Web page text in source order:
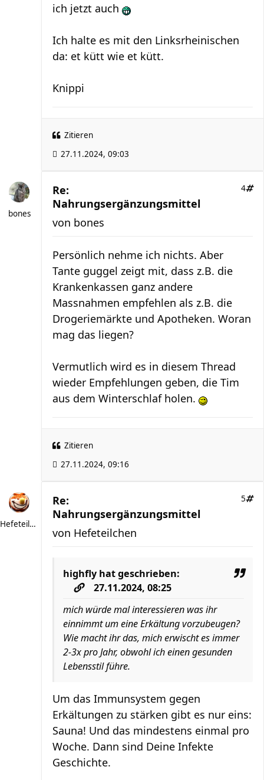
ich jetzt auch
Ich halte es mit den Linksrheinischen
da: et kütt wie et kütt.
Knippi
Zitieren
27.11.2024, 09:03
bones
Re:
Nahrungsergänzungsmittel
4
von bones
Persönlich nehme ich nichts. Aber
Tante guggel zeigt mit, dass z.B. die
Krankenkassen ganz andere
Massnahmen empfehlen als z.B. die
Drogeriemärkte und Apotheken. Woran
mag das liegen?
Vermutlich wird es in diesem Thread
wieder Empfehlungen geben, die Tim
aus dem Winterschlaf holen.
Zitieren
27.11.2024, 09:16
Hefeteilchen
Re:
Nahrungsergänzungsmittel
5
von Hefeteilchen
highfly hat geschrieben:
27.11.2024, 08:25
mich würde mal interessieren was ihr
einnimmt um eine Erkältung vorzubeugen?
Wie macht ihr das, mich erwischt es immer
2-3x pro Jahr, obwohl ich einen gesunden
Lebensstil führe.
Um das Immunsystem gegen
Erkältungen zu stärken gibt es nur eins:
Sauna! Und das mindestens einmal pro
Woche. Dann sind Deine Infekte
Geschichte.